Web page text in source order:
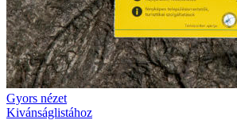
Gyors nézet
Kivánságlistához